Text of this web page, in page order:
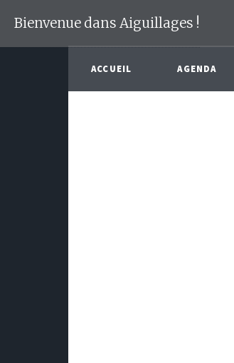
Bienvenue dans Aiguillages !
ACCUEIL AGENDA